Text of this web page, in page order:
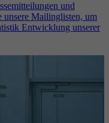
und
unsere Mailinglisten, um
Entwicklung unserer